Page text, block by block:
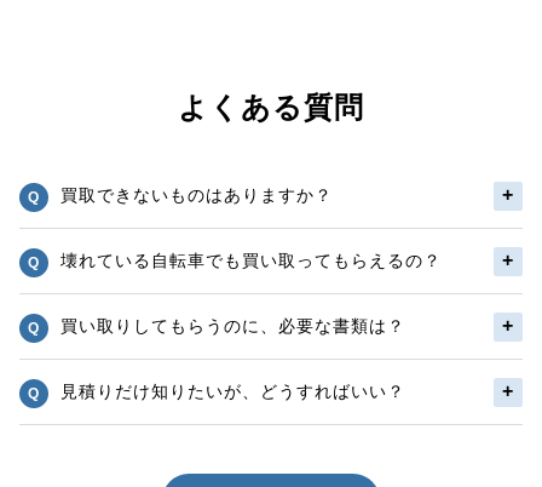
よくある質問
買取できないものはありますか？
壊れている自転車でも買い取ってもらえるの？
買い取りしてもらうのに、必要な書類は？
見積りだけ知りたいが、どうすればいい？